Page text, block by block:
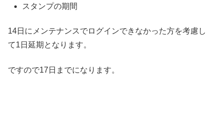
スタンプの期間
14日にメンテナンスでログインできなかった方を考慮し
て1日延期となります。
ですので17日までになります。